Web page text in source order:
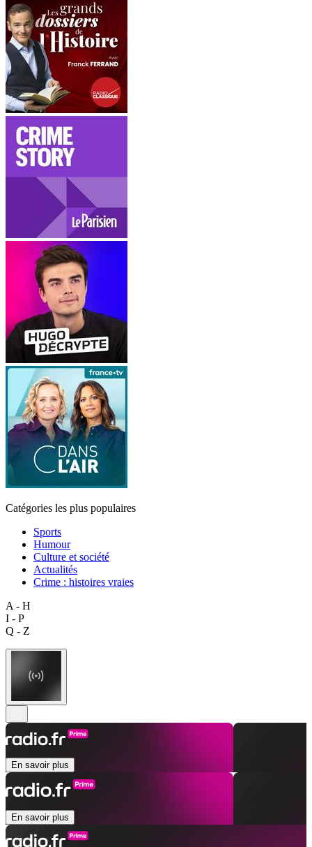
Catégories les plus populaires
Sports
Humour
Culture et société
Actualités
Crime : histoires vraies
A - H
I - P
Q - Z
En savoir plus
En savoir plus